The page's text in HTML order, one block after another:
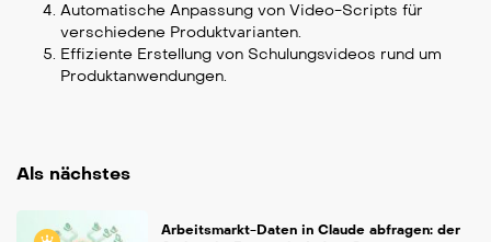
Automatische Anpassung von Video-Scripts für
verschiedene Produktvarianten.
Effiziente Erstellung von Schulungsvideos rund um
Produktanwendungen.
Als nächstes
Arbeitsmarkt-Daten in Claude abfragen: der